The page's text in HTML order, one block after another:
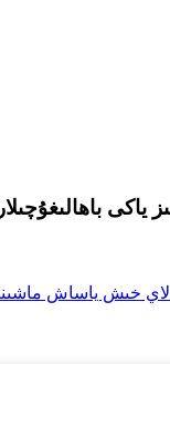
لاي خىش ياساش